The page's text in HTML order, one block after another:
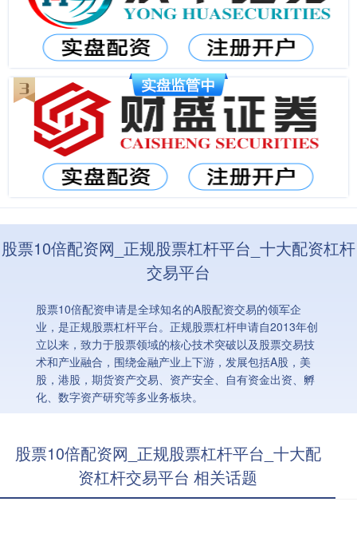
股票10倍配资网_正规股票杠杆平台_十大配资杠杆
交易平台
股票10倍配资申请是全球知名的A股配资交易的领军企
业，是正规股票杠杆平台。正规股票杠杆申请自2013年创
立以来，致力于股票领域的核心技术突破以及股票交易技
术和产业融合，围绕金融产业上下游，发展包括A股，美
股，港股，期货资产交易、资产安全、自有资金出资、孵
化、数字资产研究等多业务板块。
股票10倍配资网_正规股票杠杆平台_十大配
资杠杆交易平台 相关话题